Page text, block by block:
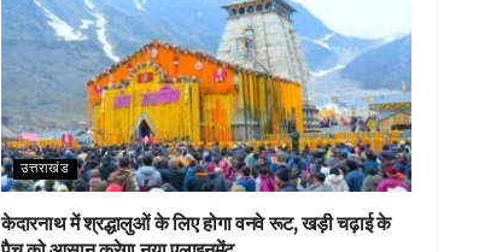
उत्तराखंड
केदारनाथ में श्रद्धालुओं के लिए होगा वनवे रूट, खड़ी चढ़ाई के